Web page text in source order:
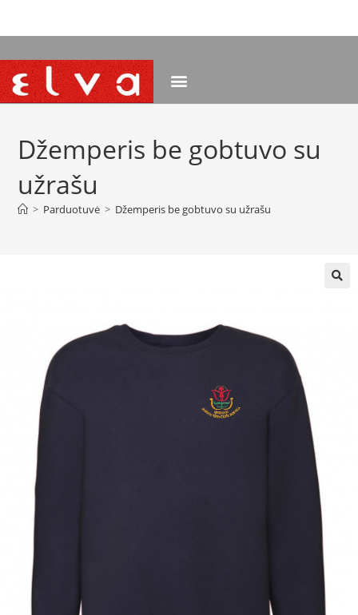
Džemperis be gobtuvo su
užrašu
> Parduotuvė > Džemperis be gobtuvo su užrašu